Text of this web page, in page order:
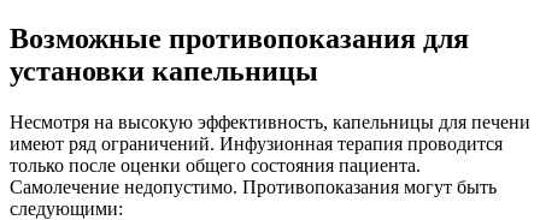
Возможные противопоказания для
установки капельницы
Несмотря на высокую эффективность, капельницы для печени
имеют ряд ограничений. Инфузионная терапия проводится
только после оценки общего состояния пациента.
Самолечение недопустимо. Противопоказания могут быть
следующими: